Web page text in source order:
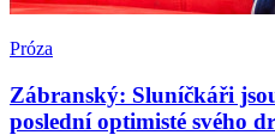
Próza
Zábranský: Sluníčkáři
poslední optimisté svého